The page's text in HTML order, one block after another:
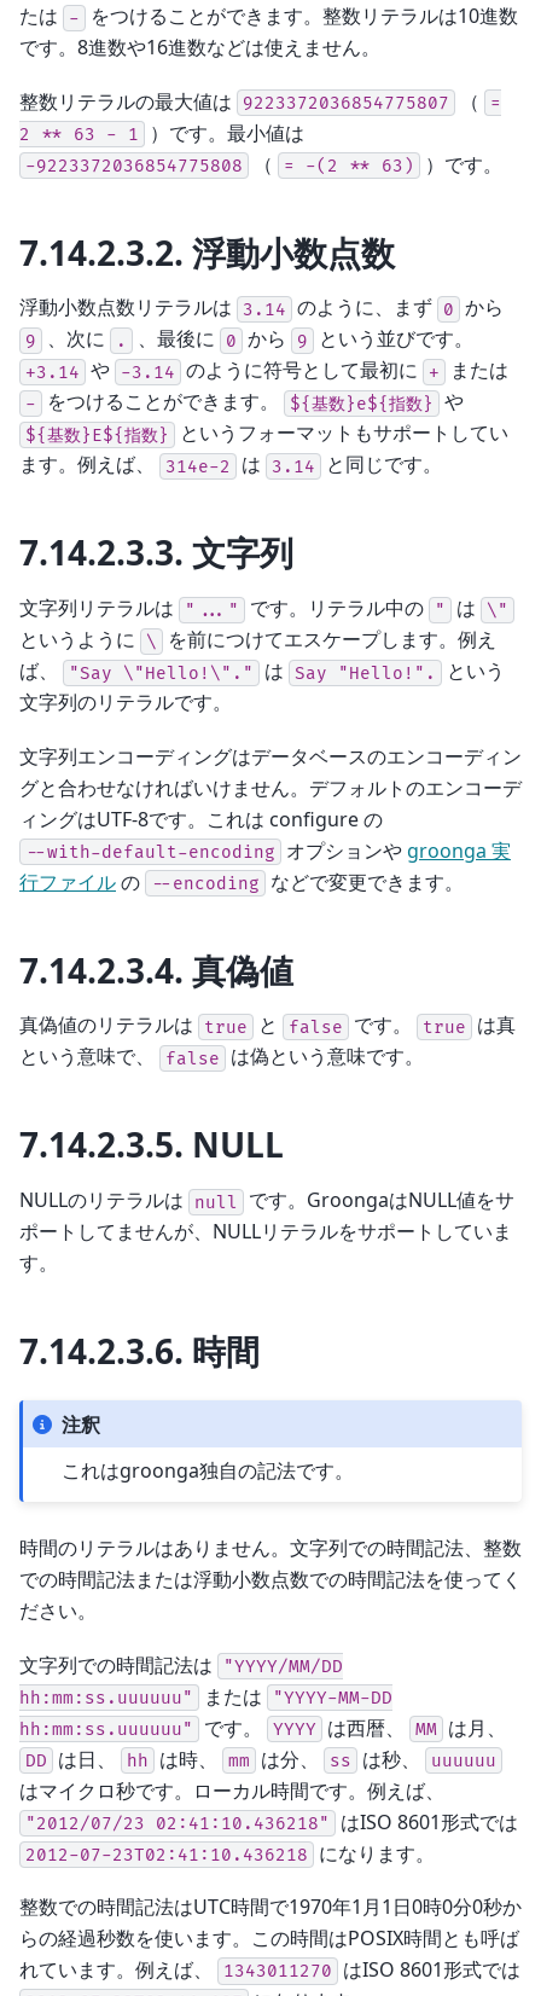
たは -
をつけることができます。整数リテラルは10進数
です。8進数や16進数などは使えません。
整数リテラルの最大値は 9223372036854775807 （
=
2
** 63 - 1 ）です。最小値は
-9223372036854775808 （ = -(2 ** 63) ）です。
7.14.2.3.2. 浮動小数点数
浮動小数点数リテラルは 3.14 のように、まず 0 から
9 、次に . 、最後に 0 から 9 という並びです。
+3.14 や -3.14 のように符号として最初に + または
- をつけることができます。 ${基数}e${指数} や
${基数}E${指数}
というフォーマットもサポートしてい
ます。例えば、
314e-2 は 3.14 と同じです。
7.14.2.3.3. 文字列
文字列リテラルは "..." です。リテラル中の " は \"
というように \
を前につけてエスケープします。例え
ば、
"Say \"Hello!\"." は Say "Hello!".
という
文字列のリテラルです。
文字列エンコーディングはデータベースのエンコーディン
グと合わせなければいけません。デフォルトのエンコーデ
ィングはUTF-8です。これは configure の
--with-default-encoding オプションやgroonga 実
行ファイルの --encoding などで変更できます。
7.14.2.3.4. 真偽値
真偽値のリテラルは true と false です。 true
は真
という意味で、
false は偽という意味です。
7.14.2.3.5. NULL
NULLのリテラルは null
です。GroongaはNULL値をサ
ポートしてませんが、NULLリテラルをサポートしていま
す。
7.14.2.3.6. 時間
注釈
これはgroonga独自の記法です。
時間のリテラルはありません。文字列での時間記法、整数
での時間記法または浮動小数点数での時間記法を使ってく
ださい。
文字列での時間記法は
"YYYY/MM/DD
hh:mm:ss.uuuuuu"
または
"YYYY-MM-DD
hh:mm:ss.uuuuuu"
です。 YYYY は西暦、 MM は月、
DD は日、 hh は時、 mm は分、 ss は秒、 uuuuuu
はマイクロ秒です。ローカル時間です。例えば、
"2012/07/23 02:41:10.436218" はISO 8601形式では
2012-07-23T02:41:10.436218 になります。
整数での時間記法はUTC時間で1970年1月1日0時0分0秒か
らの経過秒数を使います。この時間はPOSIX時間とも呼ば
れています。例えば、
1343011270 はISO 8601形式では